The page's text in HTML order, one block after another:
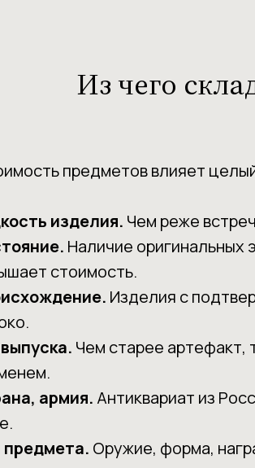
Из чего
предметов влияет
изделия. Чем реже
Наличие оригинальных
стоимость.
Изделия с
Чем старее артефакт,
армия. Антиквариат из
предмета. Оружие, форма,